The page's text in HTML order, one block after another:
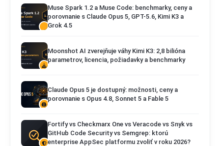
Muse Spark 1.2 a Muse Code: benchmarky, ceny a
porovnanie s Claude Opus 5, GPT-5.6, Kimi K3 a
Grok 4.5
Moonshot AI zverejňuje váhy Kimi K3: 2,8 bilióna
parametrov, licencia, požiadavky a benchmarky
Claude Opus 5 je dostupný: možnosti, ceny a
porovnanie s Opus 4.8, Sonnet 5 a Fable 5
Fortify vs Checkmarx One vs Veracode vs Snyk vs
GitHub Code Security vs Semgrep: ktorú
enterprise AppSec platformu zvoliť v roku 2026?